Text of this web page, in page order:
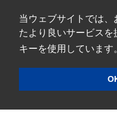
当ウェブサイトでは、
たより良いサービスを
キーを使用しています